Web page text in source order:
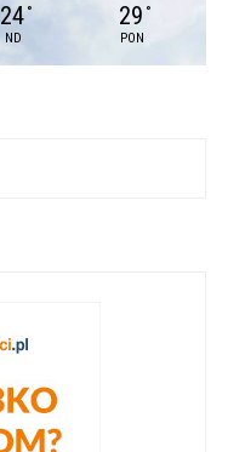
24 °
ND
29 °
PON